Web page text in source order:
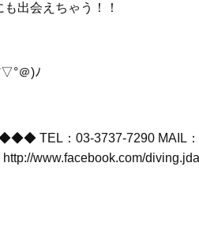
出会えちゃう！！
＠)ﾉ
：03-3737-7290 MAIL：
：http://